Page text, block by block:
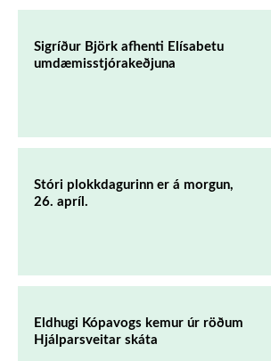
Sigríður Björk afhenti Elísabetu
umdæmisstjórakeðjuna
Stóri plokkdagurinn er á morgun,
26. apríl.
Eldhugi Kópavogs kemur úr röðum
Hjálparsveitar skáta